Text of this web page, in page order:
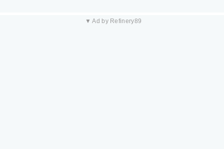
▼ Ad by Refinery89